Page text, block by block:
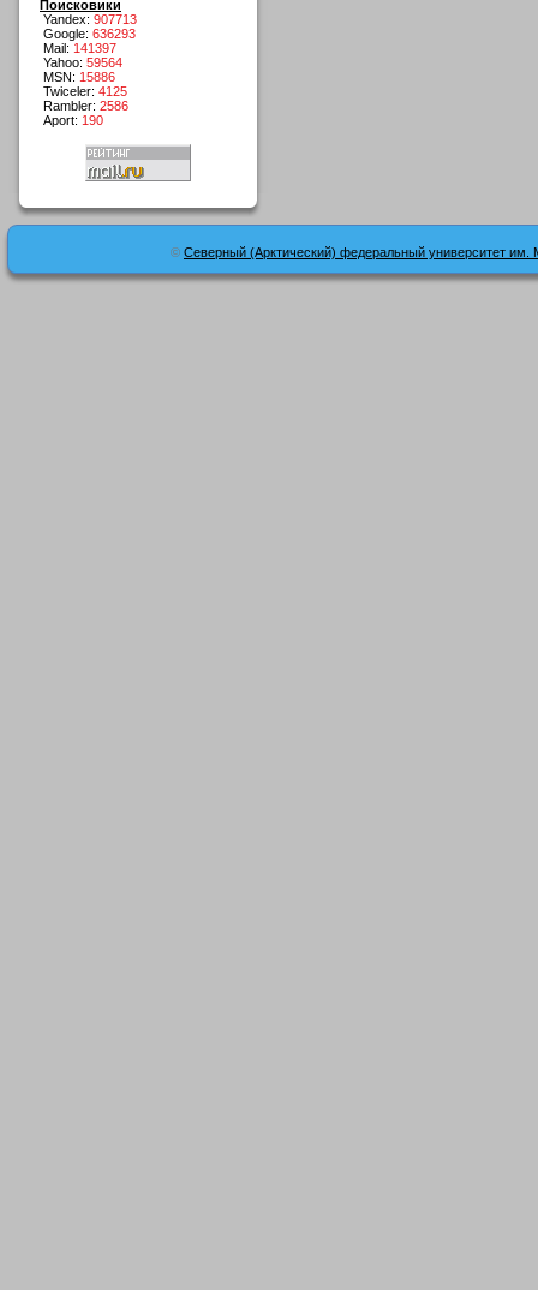
Поисковики
Yandex: 907713
Google: 636293
Mail: 141397
Yahoo: 59564
MSN: 15886
Twiceler: 4125
Rambler: 2586
Aport: 190
© Северный (Арктический) федеральный университет